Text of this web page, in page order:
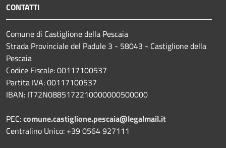
CONTATTI
Comune di Castiglione della Pescaia
Strada Provinciale del Padule 3 - 58043 - Castiglione della
Pescaia
Codice Fiscale: 00117100537
Partita IVA: 00117100537
IBAN: IT72N0885172210000000500000
PEC:comune.castiglione.pescaia@legalmail.it
Centralino Unico: +39 0564 927111